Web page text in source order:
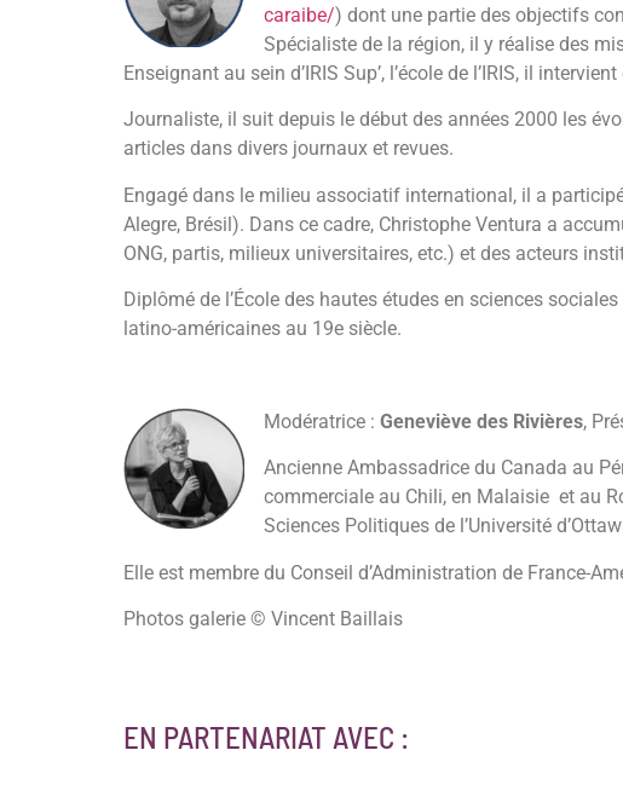
caraibe/) dont une partie des objectifs
Spécialiste de la région, il y réalise des
Enseignant au sein d’IRIS Sup’, l’école de l’IRIS, il
Journaliste, il suit depuis le début des années 2000 les
articles dans divers journaux et revues.
Engagé dans le milieu associatif international, il a
Alegre, Brésil). Dans ce cadre, Christophe Ventura a
ONG, partis, milieux universitaires, etc.) et des acteurs
Diplômé de l’École des hautes études en sciences
latino-américaines au 19e siècle.
Modératrice : Geneviève des Rivières,
Ancienne Ambassadrice du Canada au
commerciale au Chili, en Malaisie et au
Sciences Politiques de l’Université
Elle est membre du Conseil d’Administration de France-
Photos galerie © Vincent Baillais
EN PARTENARIAT AVEC :